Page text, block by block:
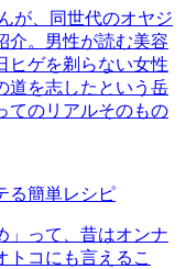
が、同世代のオヤジ
介。男性が読む美容
ヒゲを剃らない女性
道を志したという岳
てのリアルそのもの
る簡単レシピ
」って、昔はオンナ
トコにも言えるこ